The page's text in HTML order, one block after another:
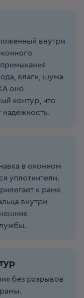
внутри
влаги, шума
оно
контур, что
в оконном
уплотнители.
к раме
внутри
без разрывов